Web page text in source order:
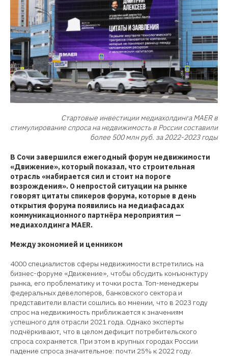
Стартовые инвестиции медиахолдинга MAER в
стимулирование спроса на недвижимость в России составили
более 500 млн руб. за 2022-2023 годы
В Сочи завершился ежегодный форум недвижимости
«Движение», который показал, что строительная
отрасль «набирается сил и стоит на пороге
возрождения». О непростой ситуации на рынке
говорят цитаты спикеров форума, которые в день
открытия форума появились на медиафасадах
коммуникационного партнёра мероприятия —
медиахолдинга MAER.
Между экономией и ценником
4000 специалистов сферы недвижимости встретились на
бизнес-форуме «Движение», чтобы обсудить конъюнктуру
рынка, его проблематику и точки роста. Топ-менеджеры
федеральных девелоперов, банковского сектора и
представители власти сошлись во мнении, что в 2023 году
спрос на недвижимость приближается к значениям
успешного для отрасли 2021 года. Однако эксперты
подчёркивают, что в целом дефицит потребительского
спроса сохраняется. При этом в крупных городах России
падение спроса значительное: почти 25% к 2022 году.